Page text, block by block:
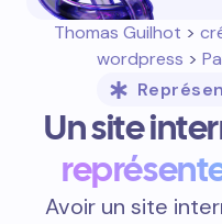
Thomas Guilhot >
wordpress >
Un site
Avoir un site